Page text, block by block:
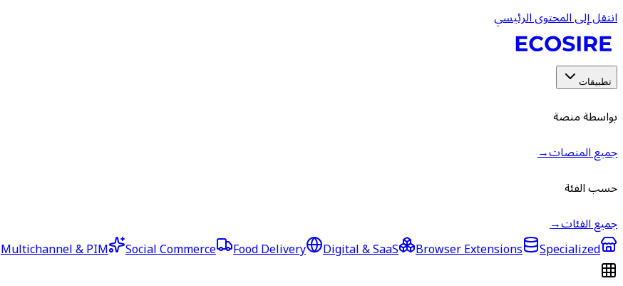
انتقل إلى المحتوى الرئيسي
تطبيقات
بواسطة منصة
جميع المنصات→
حسب الفئة
جميع الفئات→
Multichannel & PIM Social Commerce Food Delivery Digital & SaaS Browser Extensions Specialized